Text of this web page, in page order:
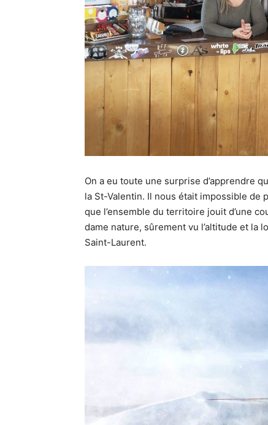
On a eu toute une surprise d’apprendre
la St-Valentin. Il nous était impossible de
que l’ensemble du territoire jouit d’une
dame nature, sûrement vu l’altitude et la
Saint-Laurent.